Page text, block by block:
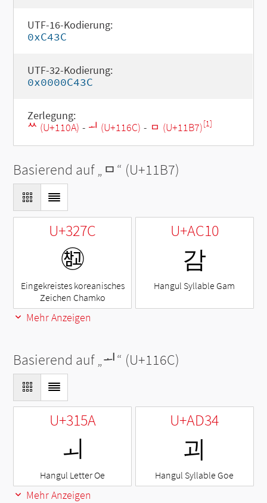
UTF-16-Kodierung:
0xC43C
UTF-32-Kodierung:
0x0000C43C
Zerlegung:
ᄊ (U+110A) - ᅬ (U+116C) - ᆷ (U+11B7)[1]
Basierend auf „ᆷ“ (U+11B7)
U+327C
㉼
Eingekreistes koreanisches
Zeichen Chamko
U+AC10
감
Hangul Syllable Gam
Mehr Anzeigen
Basierend auf „ᅬ“ (U+116C)
U+315A
ㅚ
Hangul Letter Oe
U+AD34
괴
Hangul Syllable Goe
Mehr Anzeigen